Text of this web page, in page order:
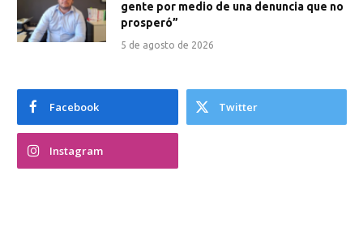
gente por medio de una denuncia que no
prosperó”
5 de agosto de 2026
Facebook Twitter
Instagram